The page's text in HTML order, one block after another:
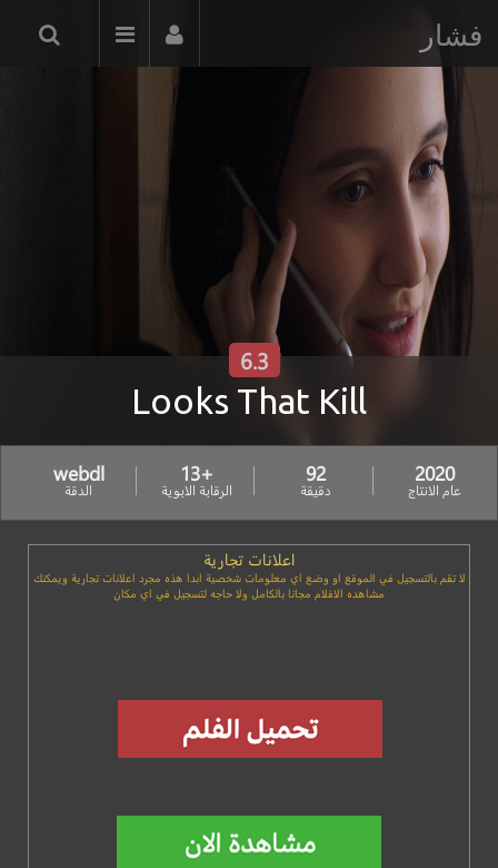
فشار
Looks That Kill
6.3
2020
عام الانتاج
92
دقيقة
+13
الرقابة الابوية
webdl
الدقة
اعلانات تجارية
لا تقم بالتسجيل في الموقع او وضع اي معلومات شخصية ابدا هذه مجرد اعلانات تجارية ويمكنك
مشاهده الافلام مجانا بالكامل ولا حاجه لتسجيل في اي مكان